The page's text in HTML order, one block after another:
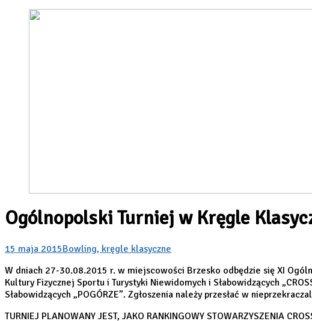
Ogólnopolski Turniej w Kręgle
15 maja 2015Bowling, kręgle klasyczne
W dniach 27-30.08.2015 r. w miejscowości Brzesko odbędzie się XI
Kultury Fizycznej Sportu i Turystyki Niewidomych i Słabowidzących
Słabowidzących „POGÓRZE”. Zgłoszenia należy przesłać w
TURNIEJ PLANOWANY JEST, JAKO RANKINGOWY STOWARZYSZENIA